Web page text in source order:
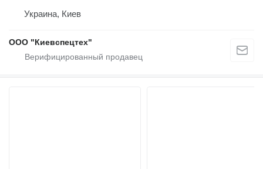
Украина, Киев
ООО "Киевспецтех"